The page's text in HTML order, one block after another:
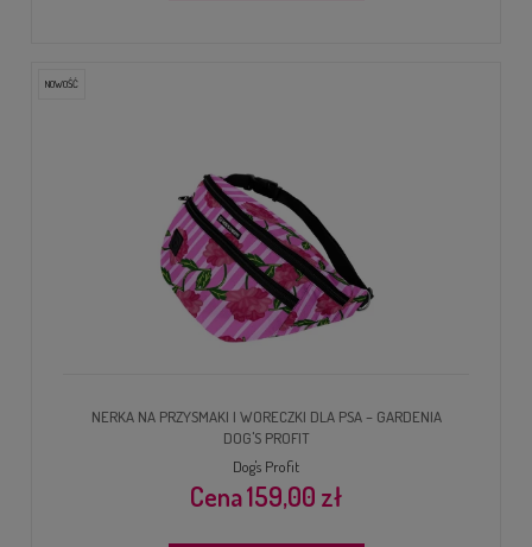
NERKA NA PRZYSMAKI I WORECZKI DLA PSA – GARDENIA
DOG'S PROFIT
Dog's Profit
159,00 zł
NOWOŚĆ